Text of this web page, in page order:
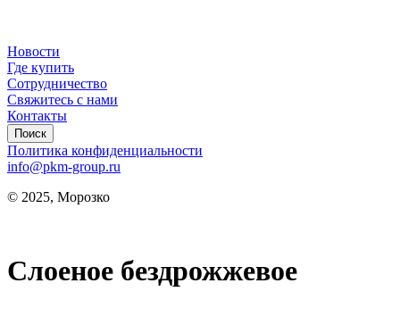
Новости
Где купить
Сотрудничество
Свяжитесь с нами
Контакты
Поиск
Политика конфиденциальности
info@pkm-group.ru
© 2025, Морозко
Слоеное бездрожжевое